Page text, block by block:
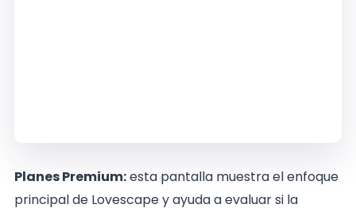
Planes Premium:esta pantalla muestra el enfoque
principal de Lovescape y ayuda a evaluar si la